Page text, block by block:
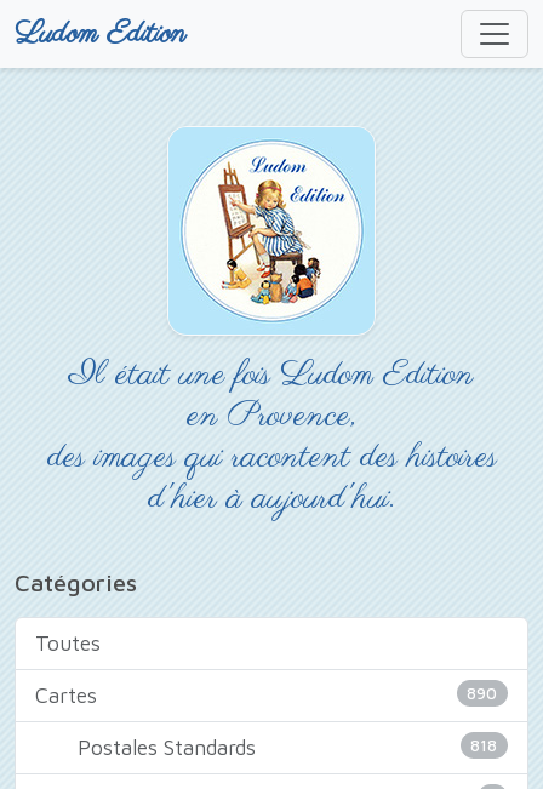
Ludom Edition
Il était une fois Ludom Edition
en Provence,
des images qui racontent des histoires
d'hier à aujourd'hui.
Catégories
Toutes
Cartes 890
Postales Standards 818